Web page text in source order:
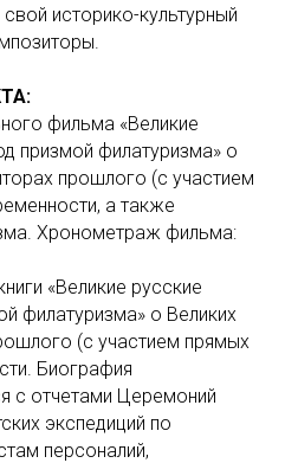
историко-культурный
фильма «Великие
призмой филатуризма» о
прошлого (с участием
а также
Хронометраж фильма:
«Великие русские
филатуризма» о Великих
(с участием прямых
Биография
с отчетами Церемоний
экспедиций по
персоналий,